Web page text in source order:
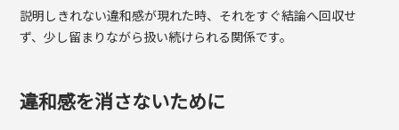
説明しきれない違和感が現れた時、それをすぐ結論へ回収せ
ず、少し留まりながら扱い続けられる関係です。
違和感を消さないために